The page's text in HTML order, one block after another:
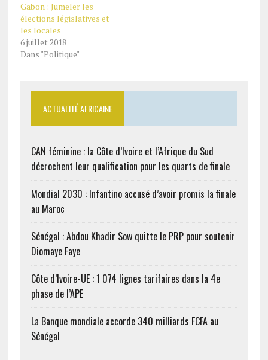
Gabon : Jumeler les
élections législatives et
les locales
6 juillet 2018
Dans "Politique"
ACTUALITÉ AFRICAINE
CAN féminine : la Côte d’Ivoire et l’Afrique du Sud
décrochent leur qualification pour les quarts de finale
Mondial 2030 : Infantino accusé d’avoir promis la finale
au Maroc
Sénégal : Abdou Khadir Sow quitte le PRP pour soutenir
Diomaye Faye
Côte d’Ivoire-UE : 1 074 lignes tarifaires dans la 4e
phase de l’APE
La Banque mondiale accorde 340 milliards FCFA au
Sénégal